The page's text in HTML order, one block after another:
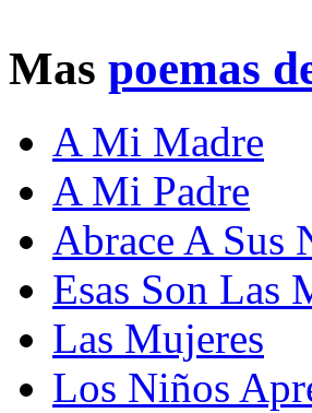
Mas poemas
A Mi Madre
A Mi Padre
Abrace A Sus
Esas Son Las
Las Mujeres
Los Niños